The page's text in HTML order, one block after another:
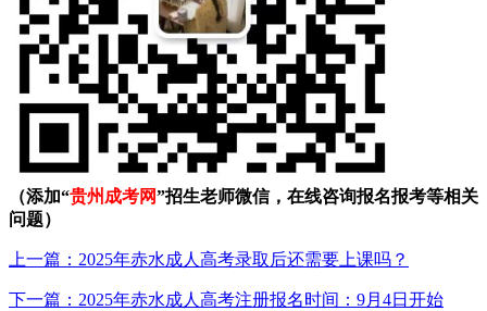
（添加“贵州成考网”招生老师微信，在线咨询报名报考等相关
问题）
上一篇：2025年赤水成人高考录取后还需要上课吗？
下一篇：2025年赤水成人高考注册报名时间：9月4日开始